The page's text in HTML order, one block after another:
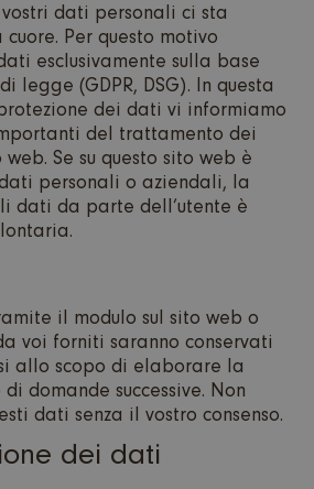
dati personali ci sta
Per questo motivo
esclusivamente sulla base
legge (GDPR, DSG). In questa
dei dati vi informiamo
del trattamento dei
Se su questo sito web è
personali o aziendali, la
dati da parte dell’utente è
il modulo sul sito web o
voi forniti saranno conservati
allo scopo di elaborare la
domande successive. Non
dati senza il vostro consenso.
dei dati